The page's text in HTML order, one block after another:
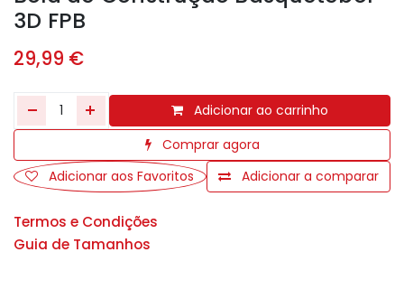
3D FPB
29,99 €
Adicionar ao carrinho
Comprar agora
Adicionar a comparar
Adicionar aos Favoritos
Termos e Condições
Guia de Tamanhos